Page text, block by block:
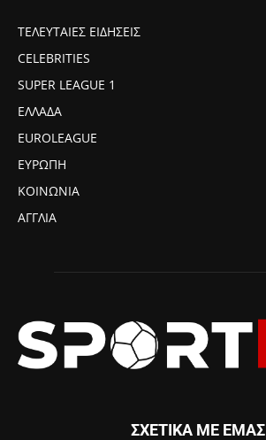
ΤΕΛΕΥΤΑΙΕΣ ΕΙΔΗΣΕΙΣ
CELEBRITIES
SUPER LEAGUE 1
ΕΛΛΑΔΑ
EUROLEAGUE
ΕΥΡΩΠΗ
ΚΟΙΝΩΝΙΑ
ΑΓΓΛΙΑ
ΣΧΕΤΙΚΑ ΜΕ ΕΜΑΣ